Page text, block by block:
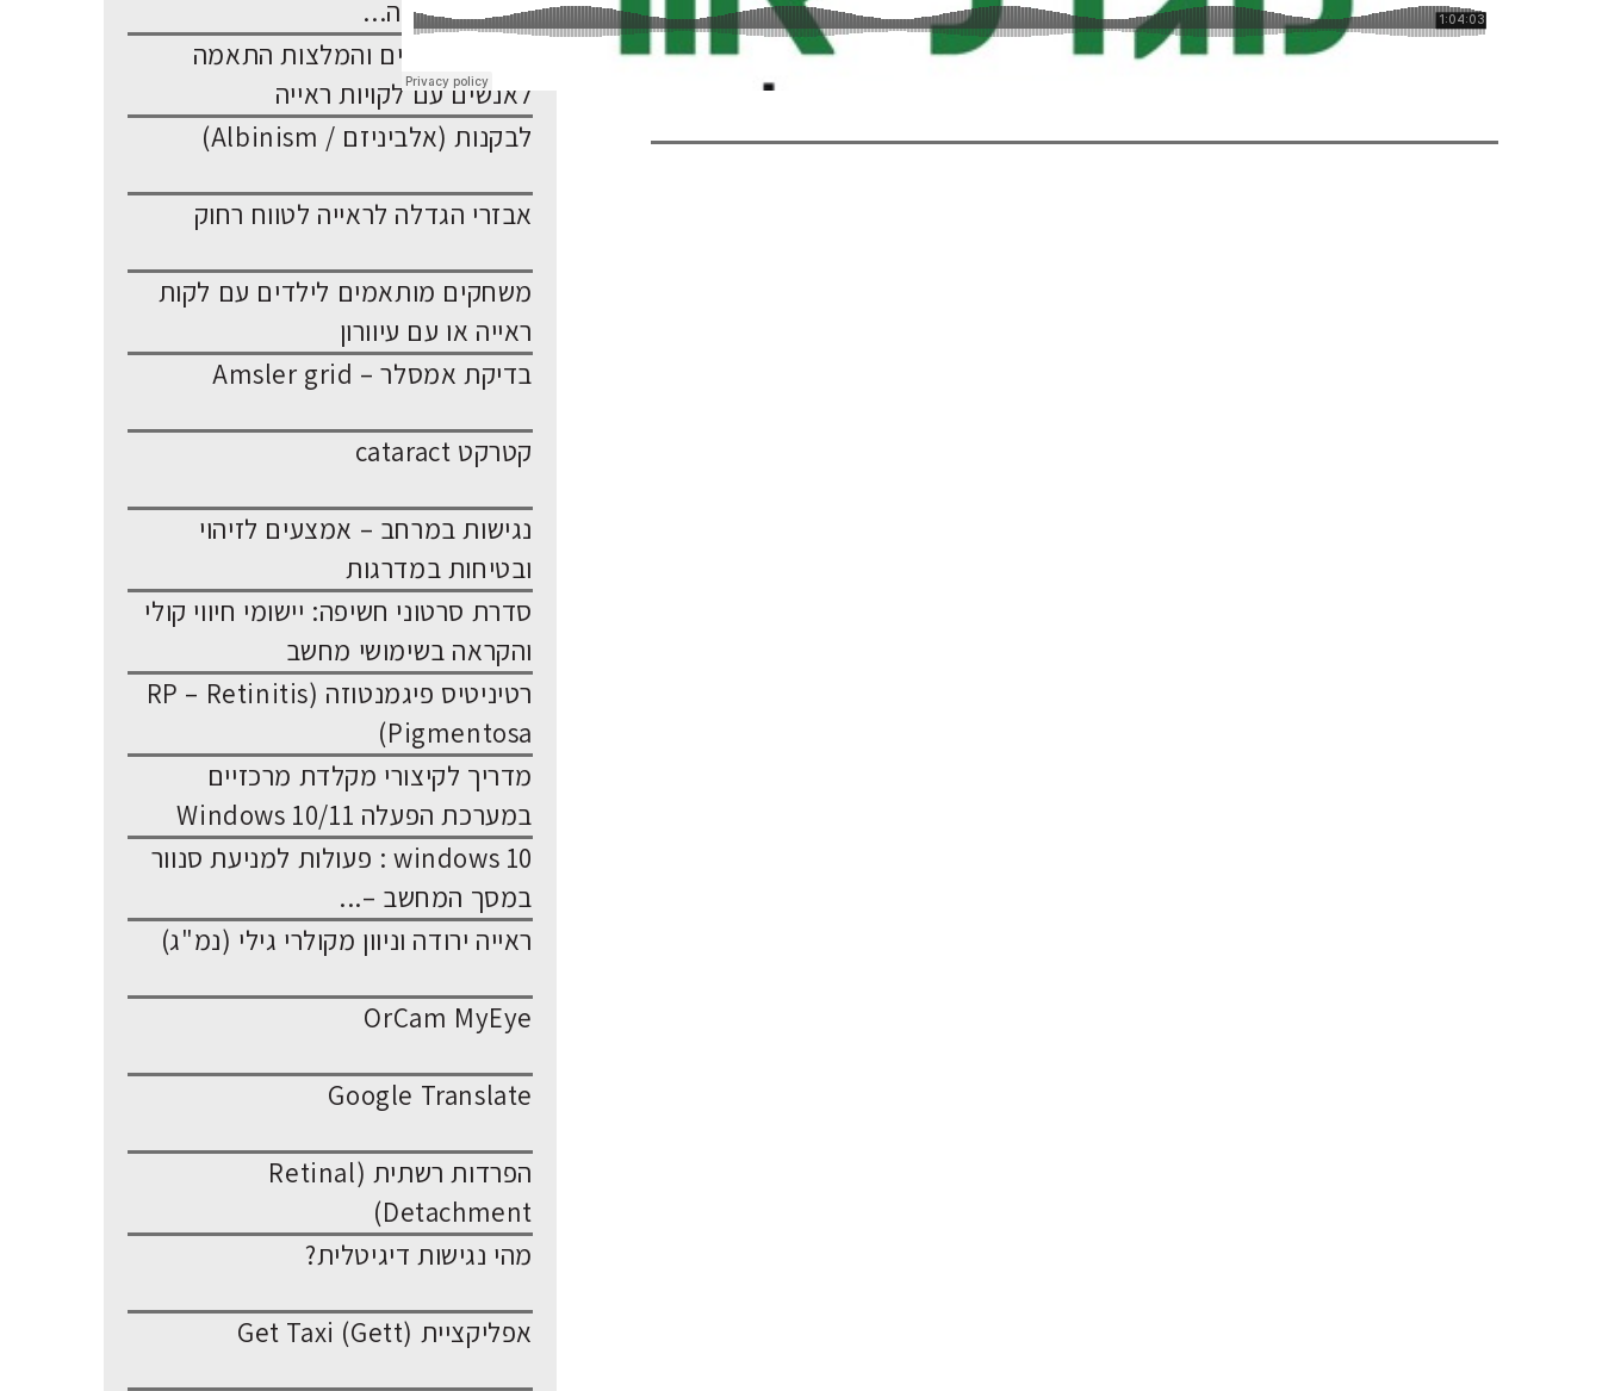
או לקות ראייה...
תאורה – סוגים והמלצות התאמה
לאנשים עם לקויות ראייה
לבקנות (אלביניזם / Albinism)
אבזרי הגדלה לראייה לטווח רחוק
משחקים מותאמים לילדים עם לקות
ראייה או עם עיוורון
בדיקת אמסלר – Amsler grid
קטרקט cataract
נגישות במרחב – אמצעים לזיהוי
ובטיחות במדרגות
סדרת סרטוני חשיפה: יישומי חיווי קולי
והקראה בשימושי מחשב
רטיניטיס פיגמנטוזה (RP – Retinitis
Pigmentosa)
מדריך לקיצורי מקלדת מרכזיים
במערכת הפעלה Windows 10/11
windows 10 : פעולות למניעת סנוור
במסך המחשב –...
ראייה ירודה וניוון מקולרי גילי (נמ"ג)
OrCam MyEye
Google Translate
הפרדות רשתית (Retinal
Detachment)
מהי נגישות דיגיטלית?
אפליקציית Get Taxi (Gett)